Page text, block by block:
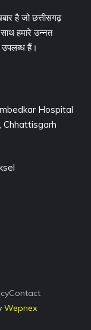
है जो छत्तीसगढ़
हमारे उन्नत
उपलब्ध हैं।
Hospital
Chhattisgarh
Contact
Wepnex